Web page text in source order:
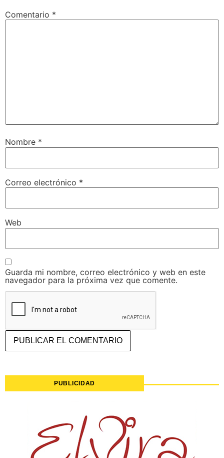
Comentario *
Nombre *
Correo electrónico *
Web
Guarda mi nombre, correo electrónico y web en este
navegador para la próxima vez que comente.
PUBLICIDAD